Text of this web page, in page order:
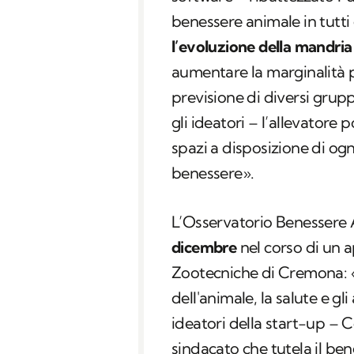
benessere animale in
l’evoluzione della mandria
aumentare la marginalità
previsione di diversi
gli ideatori – l’allevatore
spazi a disposizione di
benessere».
L’Osservatorio
dicembrenel corso di un
Zootecniche di
dell'animale, la salute e
ideatori della start-up –
sindacato che tutela il